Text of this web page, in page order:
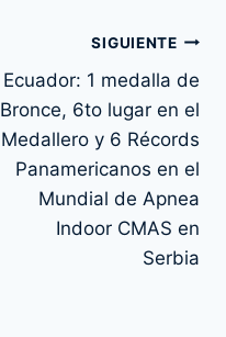
SIGUIENTE
Ecuador: 1 medalla de
Bronce, 6to lugar en el
Medallero y 6 Récords
Panamericanos en el
Mundial de Apnea
Indoor CMAS en
Serbia